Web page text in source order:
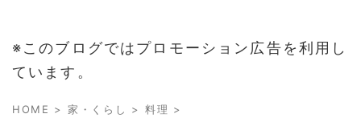
※このブログではプロモーション広告を利用し
ています。
HOME > 家・くらし > 料理 >